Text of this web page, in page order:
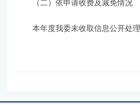
（二）依申请收费及减免情况
本年度我委未收取信息公开处理